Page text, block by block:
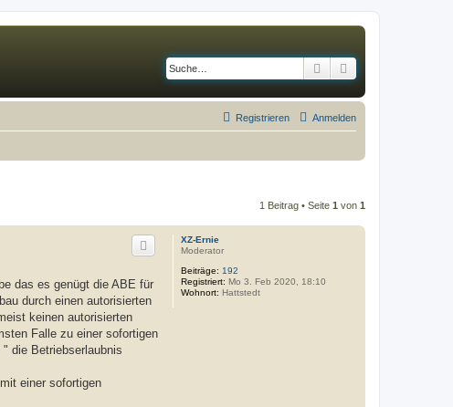
Suche
Anmelden
Registrieren
1 Beitrag • Seite 1 von 1
XZ-Ernie
Moderator
Beiträge: 192
Registriert: Mo 3. Feb 2020, 18:10
Wohnort: Hattstedt
das es genügt die ABE für
durch einen autorisierten
keinen autorisierten
Falle zu einer sofortigen
die Betriebserlaubnis
einer sofortigen